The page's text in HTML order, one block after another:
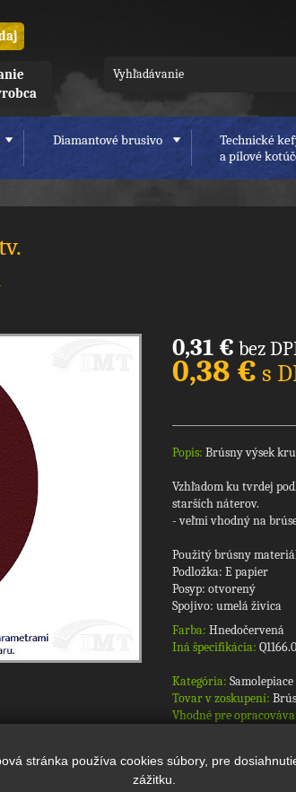
stránka používa cookies súbory, pre
zážitku.
Diamantové brusivo
Technické
a pílové
0,31 € bez
0,38 € s
Popis: Brúsny výsek
Vzhľadom ku tvrdej
starších náterov.
- veľmi vhodný na
Použitý brúsny
Podložka: E papier
Posyp: otvorený
Spojivo: umelá živica
Farba: Hnedočervená
Iná špecifikácia:
Kategória:
Tovar v zoskupení:
Vhodné pre